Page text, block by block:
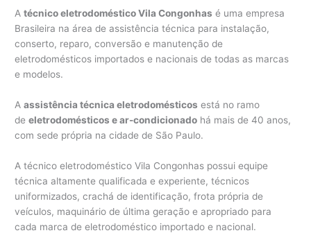
Atécnico eletrodoméstico Vila Congonhas é uma empresa
Brasileira na área de assistência técnica para instalação,
conserto, reparo, conversão e manutenção de
eletrodomésticos importados e nacionais de todas as marcas
e modelos.
Aassistência técnica eletrodomésticos está no ramo
deeletrodomésticos e ar-condicionado há mais de 40 anos,
com sede própria na cidade de São Paulo.
A técnico eletrodoméstico Vila Congonhas possui equipe
técnica altamente qualificada e experiente, técnicos
uniformizados, crachá de identificação, frota própria de
veículos, maquinário de última geração e apropriado para
cada marca de eletrodoméstico importado e nacional.